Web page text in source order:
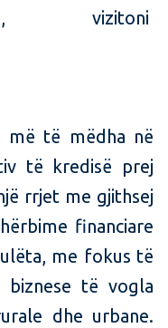
vizitoni
më të mëdha në
të kredisë prej
rrjet me gjithsej
financiare
me fokus të
biznese të vogla
dhe urbane.